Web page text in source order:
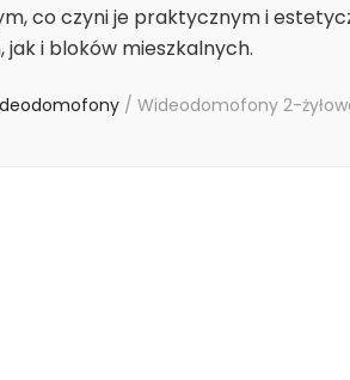
co czyni je praktycznym i
jak i bloków mieszkalnych.
/ Wideodomofony 2-